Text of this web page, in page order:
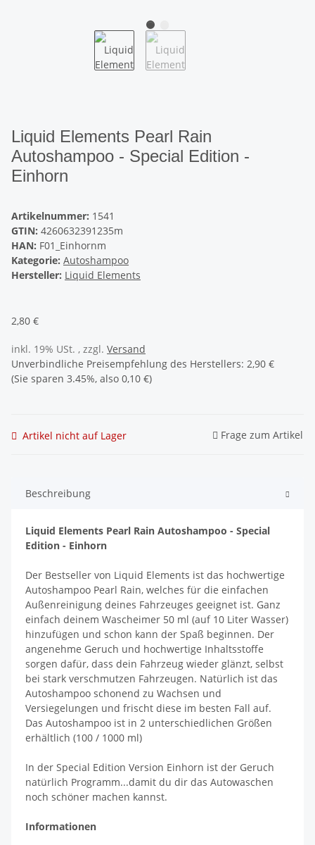
Liquid Elements Pearl Rain
Autoshampoo - Special Edition -
Einhorn
Artikelnummer: 1541
GTIN: 4260632391235m
HAN: F01_Einhornm
Kategorie: Autoshampoo
Hersteller: Liquid Elements
2,80 €
inkl. 19% USt. , zzgl. Versand
Unverbindliche Preisempfehlung des Herstellers: 2,90 €
(Sie sparen 3.45%, also 0,10 €)
Artikel nicht auf Lager Frage zum Artikel
Beschreibung
Liquid Elements Pearl Rain Autoshampoo - Special
Edition - Einhorn
Der Bestseller von Liquid Elements ist das hochwertige
Autoshampoo Pearl Rain, welches für die einfachen
Außenreinigung deines Fahrzeuges geeignet ist. Ganz
einfach deinem Wascheimer 50 ml (auf 10 Liter Wasser)
hinzufügen und schon kann der Spaß beginnen. Der
angenehme Geruch und hochwertige Inhaltsstoffe
sorgen dafür, dass dein Fahrzeug wieder glänzt, selbst
bei stark verschmutzen Fahrzeugen. Natürlich ist das
Autoshampoo schonend zu Wachsen und
Versiegelungen und frischt diese im besten Fall auf.
Das Autoshampoo ist in 2 unterschiedlichen Größen
erhältlich (100 / 1000 ml)
In der Special Edition Version Einhorn ist der Geruch
natürlich Programm...damit du dir das Autowaschen
noch schöner machen kannst.
Informationen